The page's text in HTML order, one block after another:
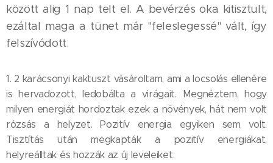
között alig 1 nap telt el. A bevérzés oka kitisztult,
ezáltal maga a tünet már "feleslegessé" vált, így
felszívódott.
1. 2 karácsonyi kaktuszt vásároltam, ami a locsolás ellenére
is hervadozott, ledobálta a virágait. Megnéztem, hogy
milyen energiát hordoztak ezek a növények, hát nem volt
rózsás a helyzet. Pozitív energia egyiken sem volt.
Tisztítás után megkapták a pozitív energiákat,
helyreálltak és hozzák az új leveleiket.